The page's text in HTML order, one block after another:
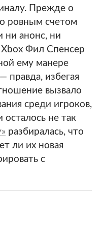
Прежде о
ровным счетом
ни анонс, ни
Xbox Фил Спенсер
ему манере
правда, избегая
вызвало
среди игроков,
осталось не так
разбиралась, что
ли их новая
с